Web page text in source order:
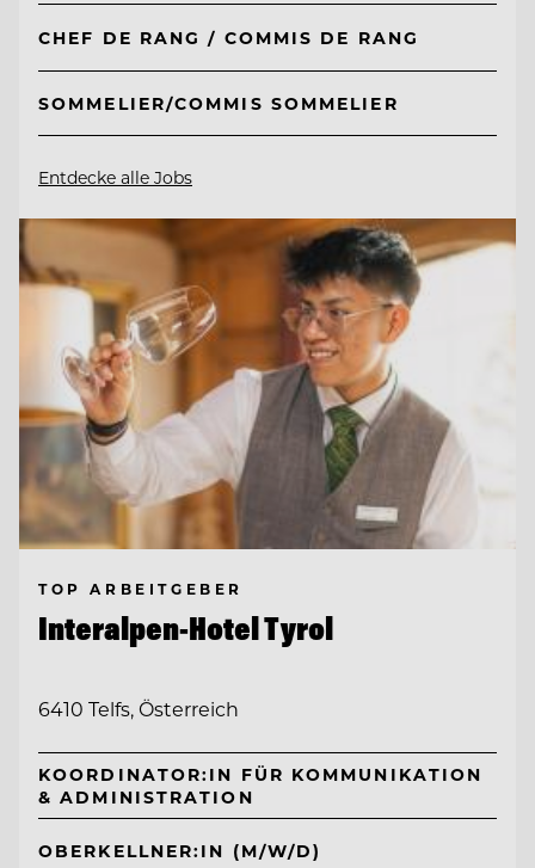
CHEF DE RANG / COMMIS DE RANG
SOMMELIER/COMMIS SOMMELIER
Entdecke alle Jobs
TOP ARBEITGEBER
Interalpen-Hotel Tyrol
6410 Telfs, Österreich
KOORDINATOR:IN FÜR KOMMUNIKATION
& ADMINISTRATION
OBERKELLNER:IN (M/W/D)